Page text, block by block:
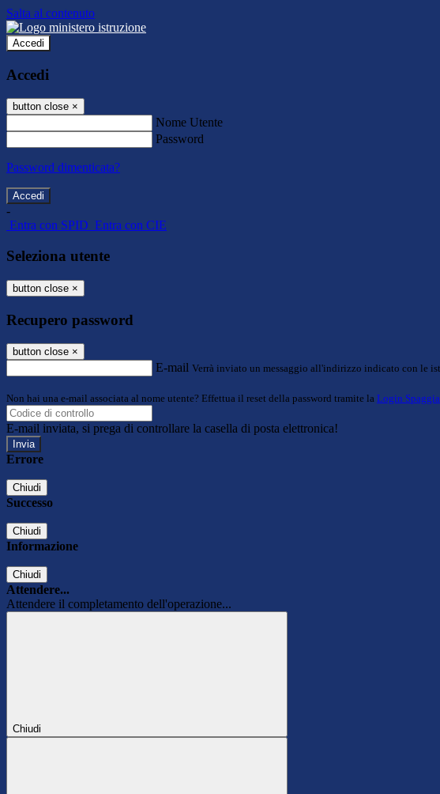
Salta al contenuto
Accedi
Accedi
button close ×
Nome Utente
Password
Password dimenticata?
-
Entra con SPID Entra con CIE
Seleziona utente
button close ×
Recupero password
button close ×
E-mail Verrà inviato un messaggio all'indirizzo indicato con le
Non hai una e-mail associata al nome utente? Effettua il reset della password tramite la Login
E-mail inviata, si prega di controllare la casella di posta elettronica!
Errore
Chiudi
Successo
Chiudi
Informazione
Chiudi
Attendere...
Attendere il completamento dell'operazione...
Chiudi